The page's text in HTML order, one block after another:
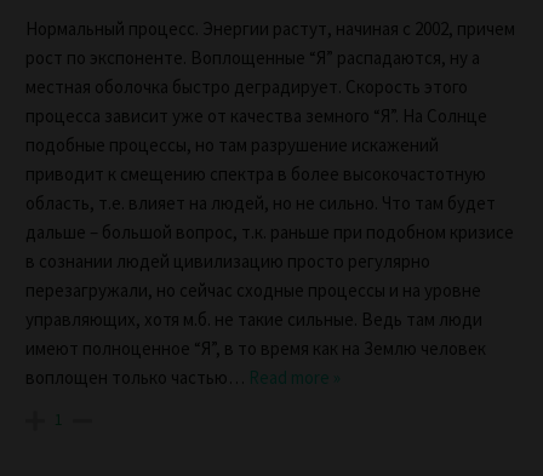
Нормальный процесс. Энергии растут, начиная с 2002, причем
рост по экспоненте. Воплощенные “Я” распадаются, ну а
местная оболочка быстро деградирует. Скорость этого
процесса зависит уже от качества земного “Я”. На Солнце
подобные процессы, но там разрушение искажений
приводит к смещению спектра в более высокочастотную
область, т.е. влияет на людей, но не сильно. Что там будет
дальше – большой вопрос, т.к. раньше при подобном кризисе
в сознании людей цивилизацию просто регулярно
перезагружали, но сейчас сходные процессы и на уровне
управляющих, хотя м.б. не такие сильные. Ведь там люди
имеют полноценное “Я”, в то время как на Землю человек
воплощен только частью
Read more »
1